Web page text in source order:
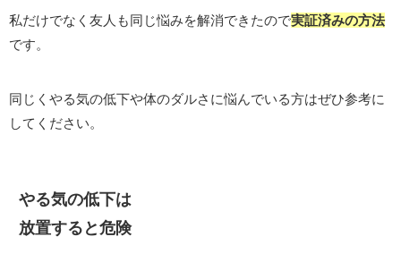
私だけでなく友人も同じ悩みを解消できたので実証済みの方法
です。
同じくやる気の低下や体のダルさに悩んでいる方はぜひ参考に
してください。
やる気の低下は
放置すると危険